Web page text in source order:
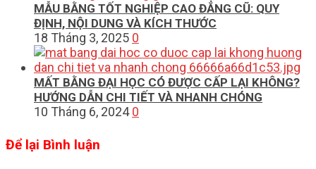
MẪU BẰNG TỐT NGHIỆP CAO ĐẲNG CŨ: QUY
ĐỊNH, NỘI DUNG VÀ KÍCH THƯỚC
18 Tháng 3, 2025 0
MẤT BẰNG ĐẠI HỌC CÓ ĐƯỢC CẤP LẠI KHÔNG?
HƯỚNG DẪN CHI TIẾT VÀ NHANH CHÓNG
10 Tháng 6, 2024 0
Để lại Bình luận